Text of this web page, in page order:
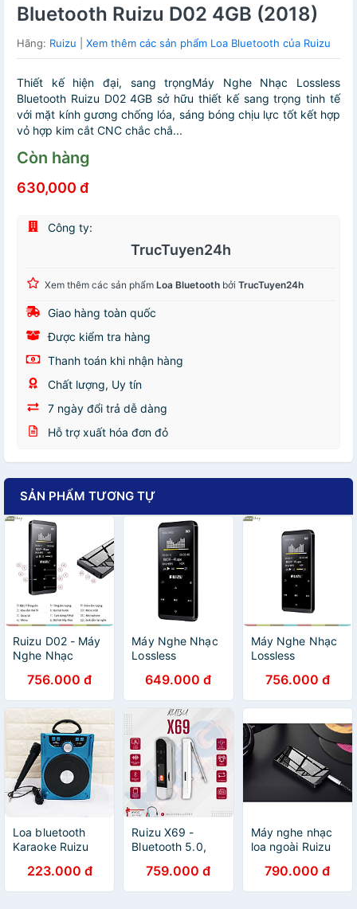
Bluetooth Ruizu D02 4GB (2018)
Hãng: Ruizu Xem thêm các sản phẩm Loa Bluetooth của Ruizu
Thiết kế hiện đại, sang trọngMáy Nghe Nhạc Lossless
Bluetooth Ruizu D02 4GB sở hữu thiết kế sang trọng tinh tế
với mặt kính gương chống lóa, sáng bóng chịu lực tốt kết hợp
vỏ hợp kim cắt CNC chắc chắ...
Còn hàng
630,000 đ
Công ty:
TrucTuyen24h
Xem thêm các sản phẩm Loa Bluetooth bởi TrucTuyen24h
Giao hàng toàn quốc
Được kiểm tra hàng
Thanh toán khi nhận hàng
Chất lượng, Uy tín
7 ngày đổi trả dễ dàng
Hỗ trợ xuất hóa đơn đỏ
SẢN PHẨM TƯƠNG TỰ
Ruizu D02 - Máy
Nghe Nhạc
Lossless - Hàng
Chính Hãng
756.000 đ
Máy Nghe Nhạc
Lossless
D02 8GB (2018)
649.000 đ
Máy Nghe Nhạc
Lossless
D02 - Hàng
Chính Hãng
756.000 đ
Loa bluetooth
Karaoke Ruizu
nhớ/USB/AUX/FM/jack
6.5mm - Tặng
223.000 đ
Ruizu X69 -
Bluetooth 5.0,
Hỗ Trợ Đa Định
Dạng MP3 WMA
759.000 đ
Máy nghe nhạc
loa ngoài Ruizu
Bluetooth / D02
8GB có Bluetooth
790.000 đ